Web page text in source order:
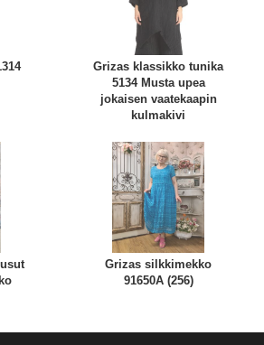
Grizas klassikko tunika
5134 Musta upea
jokaisen vaatekaapin
kulmakivi
Grizas silkkimekko
91650A (256)